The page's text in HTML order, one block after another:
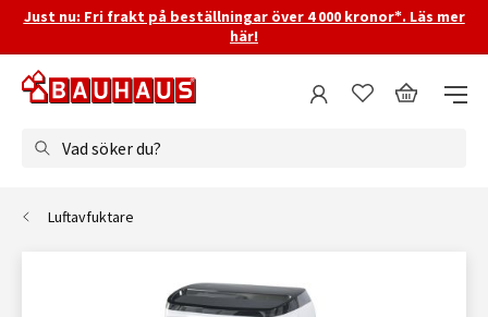
Just nu: Fri frakt på beställningar över 4 000 kronor*. Läs mer
här!
Vad söker du?
Luftavfuktare